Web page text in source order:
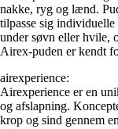
nakke, ryg og lænd.
tilpasse sig individuelle
under søvn eller hvile,
Airex-puden er kendt
airexperience:
Airexperience er en
og afslapning.
krop og sind gennem